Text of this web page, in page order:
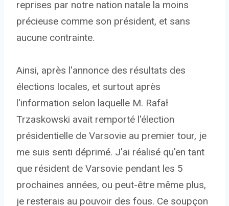
reprises par notre nation natale la moins
précieuse comme son président, et sans
aucune contrainte.
Ainsi, après l'annonce des résultats des
élections locales, et surtout après
l'information selon laquelle M. Rafał
Trzaskowski avait remporté l'élection
présidentielle de Varsovie au premier tour, je
me suis senti déprimé. J'ai réalisé qu'en tant
que résident de Varsovie pendant les 5
prochaines années, ou peut-être même plus,
je resterais au pouvoir des fous. Ce soupçon